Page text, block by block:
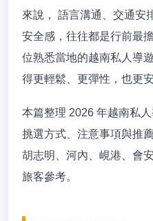
來說， 語言溝通、交通安
安全感，往往都是行前最
位熟悉當地的越南私人導
得更輕鬆、更彈性，也更安
本篇整理 2026 年越南私
挑選方式、注意事項與推
胡志明、河內、峴港、會
旅客參考。